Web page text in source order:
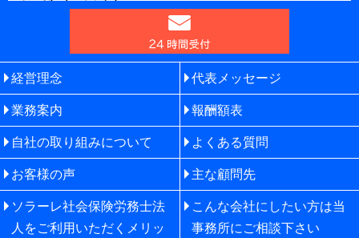
経営理念 代表メッセージ
業務案内 報酬額表
自社の取り組みについて よくある質問
お客様の声 主な顧問先
ソラーレ社会保険労務士法
人をご利用いただくメリッ
こんな会社にしたい方は当
事務所にご相談下さい